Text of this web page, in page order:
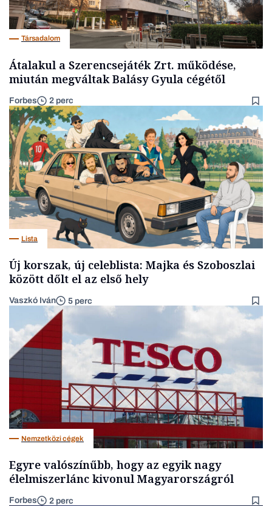
Társadalom
Átalakul a Szerencsejáték Zrt. működése,
miután megváltak Balásy Gyula cégétől
Forbes 2 perc
Lista
Új korszak, új celeblista: Majka és Szoboszlai
között dőlt el az első hely
Vaszkó Iván 5 perc
Nemzetközi cégek
Egyre valószínűbb, hogy az egyik nagy
élelmiszerlánc kivonul Magyarországról
Forbes 2 perc